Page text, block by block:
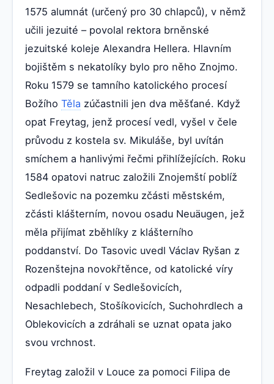
1575 alumnát (určený pro 30 chlapců), v němž
učili jezuité – povolal rektora brněnské
jezuitské koleje Alexandra Hellera. Hlavním
bojištěm s nekatolíky bylo pro něho Znojmo.
Roku 1579 se tamního katolického procesí
Božího Těla zúčastnili jen dva měšťané. Když
opat Freytag, jenž procesí vedl, vyšel v čele
průvodu z kostela sv. Mikuláše, byl uvítán
smíchem a hanlivými řečmi přihlížejících. Roku
1584 opatovi natruc založili Znojemští poblíž
Sedlešovic na pozemku zčásti městském,
zčásti klášterním, novou osadu Neuäugen, jež
měla přijímat zběhlíky z klášterního
poddanství. Do Tasovic uvedl Václav Ryšan z
Rozenštejna novokřtěnce, od katolické víry
odpadli poddaní v Sedlešovicích,
Nesachlebech, Stošíkovicích, Suchohrdlech a
Oblekovicích a zdráhali se uznat opata jako
svou vrchnost.
Freytag založil v Louce za pomoci Filipa de